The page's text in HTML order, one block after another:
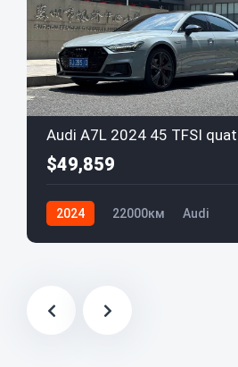
$49,859
2024 22000км Audi